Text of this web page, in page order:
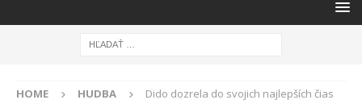
HOME HUDBA Dido dozrela do svojich najlepších čias